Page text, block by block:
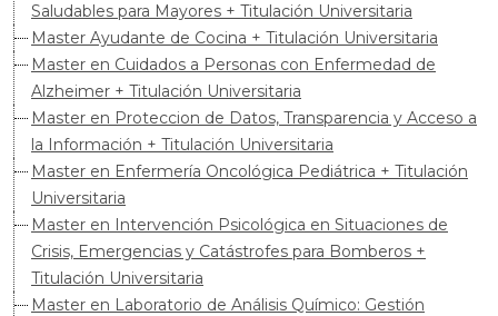
Saludables para Mayores + Titulación Universitaria
Master Ayudante de Cocina + Titulación Universitaria
Master en Cuidados a Personas con Enfermedad de
Alzheimer + Titulación Universitaria
Master en Proteccion de Datos, Transparencia y Acceso a
la Información + Titulación Universitaria
Master en Enfermería Oncológica Pediátrica + Titulación
Universitaria
Master en Intervención Psicológica en Situaciones de
Crisis, Emergencias y Catástrofes para Bomberos +
Titulación Universitaria
Master en Laboratorio de Análisis Químico: Gestión